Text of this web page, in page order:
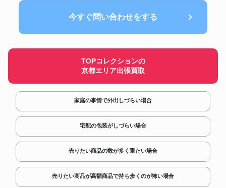
リア モダン バイオリン
マルサン 円谷プロ ブルマァク
ソフビ 怪獣 ゴロー
今すぐ問い合わせをする
TOPコレクションの
京都エリア出張買取
家庭の事情で外出しづらい場合
宅配の包装がしづらい場合
売りたい商品の数が多く重たい場合
売りたい商品が高額商品で持ち歩くのが怖い場合